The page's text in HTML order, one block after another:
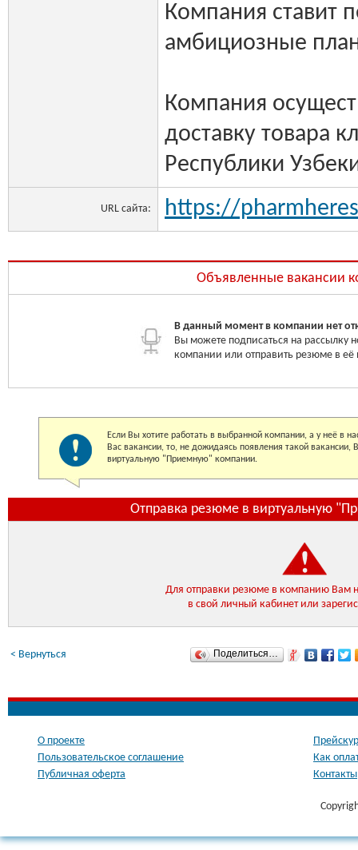
Компания ставит
амбициозные
Компания
доставку товара
Республики
URL сайта: https://
Объявленные вакансии
В данный момент в компании нет
Вы можете подписаться на рассылку
компании или отправить резюме в
Если Вы хотите работать в выбранной компании, а у неё в
Вас вакансии, то, не дожидаясь появления такой
виртуальную "Приемную" компании.
Отправка резюме в виртуальную
Для отправки резюме в компанию Вам
в свой личный кабинет или
< Вернуться Поделиться…
О проекте
Пользовательское соглашение
Публичная оферта
Как
Контакты